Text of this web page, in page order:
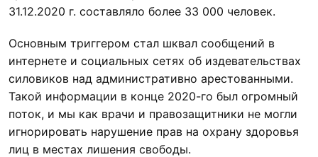
31.12.2020 г. составляло более 33 000 человек.
Основным триггером стал шквал сообщений в
интернете и социальных сетях об издевательствах
силовиков над административно арестованными.
Такой информации в конце 2020-го был огромный
поток, и мы как врачи и правозащитники не могли
игнорировать нарушение прав на охрану здоровья
лиц в местах лишения свободы.